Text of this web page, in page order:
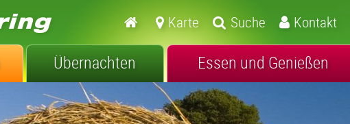
Karte Suche Kontakt
Übernachten Essen und Genießen